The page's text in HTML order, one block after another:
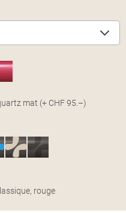
mat (+ CHF 95.–)
rouge